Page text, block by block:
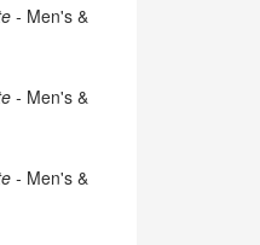
- Men's &
- Men's &
- Men's &